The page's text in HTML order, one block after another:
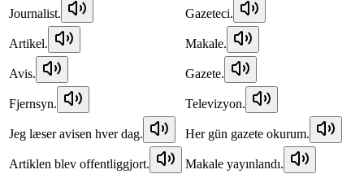
Journalist. Gazeteci.
Artikel. Makale.
Avis. Gazete.
Fjernsyn. Televizyon.
Jeg læser avisen hver dag. Her gün gazete okurum.
Artiklen blev offentliggjort. Makale yayınlandı.